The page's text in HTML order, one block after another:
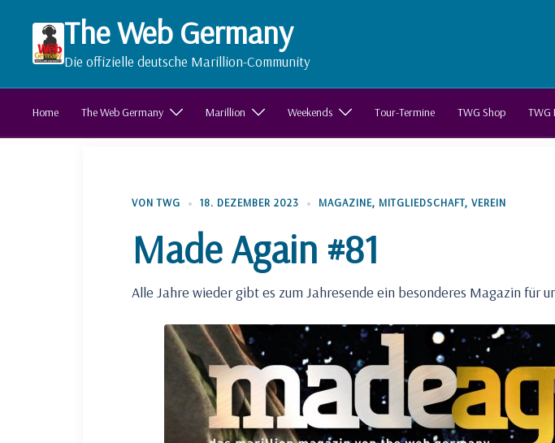
Inhalt
springen
The Web Germany
Die offizielle deutsche Marillion-Community
Home The Web Germany Marillion Weekends Tour-Termine TWG Shop TWG
VONTWG 18. DEZEMBER 2023 MAGAZINE, MITGLIEDSCHAFT, VEREIN
Made Again #81
Alle Jahre wieder gibt es zum Jahresende ein besonderes Magazin für